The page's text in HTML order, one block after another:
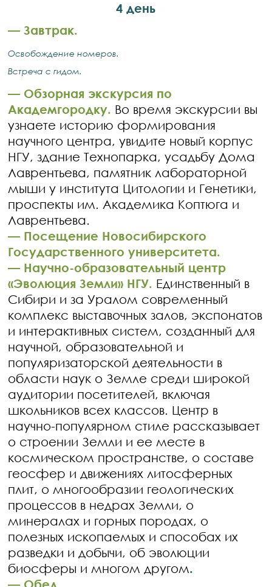
4 день
— ​Завтрак.
Освобождение номеров.
Встреча с гидом.
— ​Обзорная экскурсия по
Академгородку. Во время экскурсии вы
узнаете историю формирования
научного центра, увидите новый корпус
НГУ, здание Технопарка, усадьбу Дома
Лаврентьева, памятник лабораторной
мыши у института Цитологии и Генетики,
проспекты им. Академика Коптюга и
Лаврентьева.
— Посещение Новосибирского
Государственного университета.
— Научно-образовательный центр
«Эволюция Земли» НГУ. Единственный в
Сибири и за Уралом современный
комплекс выставочных залов, экспонатов
и интерактивных систем, созданный для
научной, образовательной и
популяризаторской деятельности в
области наук о Земле среди широкой
аудитории посетителей, включая
школьников всех классов. Центр в
научно-популярном стиле рассказывает
о строении Земли и ее месте в
космическом пространстве, о составе
геосфер и движениях литосферных
плит, о многообразии геологических
процессов в недрах Земли, о
минералах и горных породах, о
полезных ископаемых и способах их
разведки и добычи, об эволюции
биосферы и многом другом.
— Обед.